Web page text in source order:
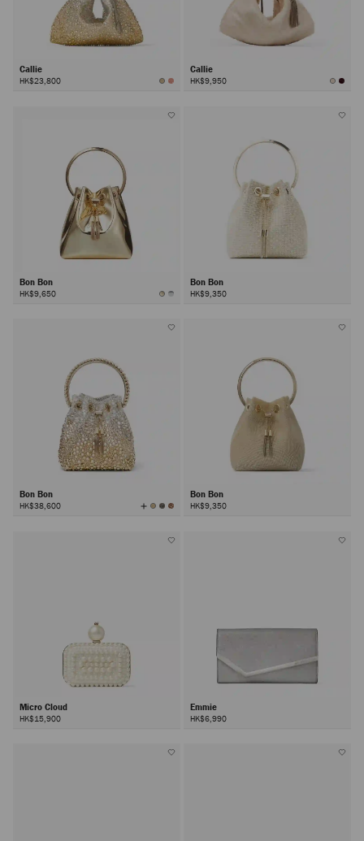
Callie
HK$23,800
Callie
HK$9,950
Bon Bon
HK$9,650
Bon Bon
HK$9,350
Bon Bon
HK$38,600 查
看
Bon Bon
HK$9,350
Micro Cloud
HK$15,900
Emmie
HK$6,990